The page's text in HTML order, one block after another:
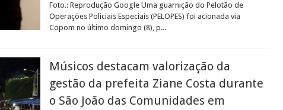
Foto.: Reprodução Google Uma guarnição do Pelotão de
Operações Policiais Especiais (PELOPES) foi acionada via
Copom no último domingo (8), p...
Músicos destacam valorização da
gestão da prefeita Ziane Costa durante
o São João das Comunidades em